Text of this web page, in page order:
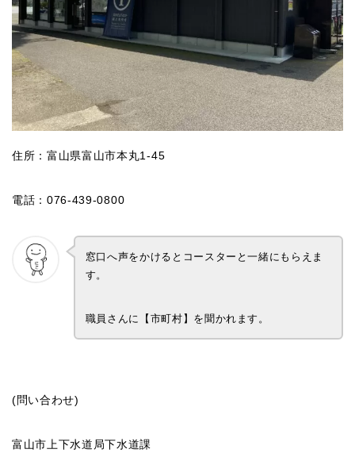
住所：富山県富山市本丸1-45
電話：076-439-0800
窓口へ声をかけるとコースターと一緒にもらえま
す。
職員さんに【市町村】を聞かれます。
(問い合わせ)
富山市上下水道局下水道課